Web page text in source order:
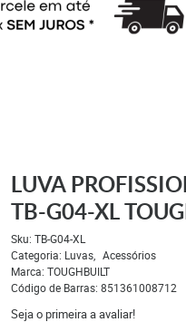
LUVA
TB-G04-XL
Sku: TB-G04-XL
Categoria: Luvas
Acessórios
Marca: TOUGHBUILT
Código de Barras: 851361008712
Seja o primeira a avaliar!